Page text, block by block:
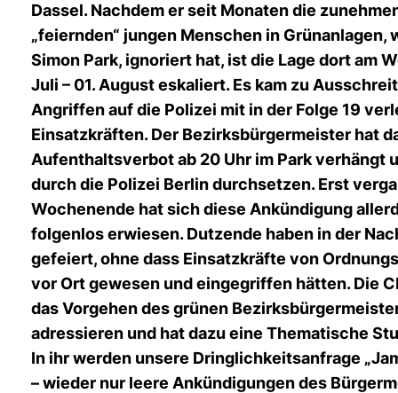
Dassel. Nachdem er seit Monaten die
feiernden“ jungen Menschen in Grünanlagen,
Simon Park, ignoriert hat, ist die Lage dort am
Juli – 01. August eskaliert. Es kam zu
Angriffen auf die Polizei mit in der Folge 19
Einsatzkräften. Der Bezirksbürgermeister hat
Aufenthaltsverbot ab 20 Uhr im Park verhängt
durch die Polizei Berlin durchsetzen. Erst
Wochenende hat sich diese Ankündigung
folgenlos erwiesen. Dutzende haben in der
gefeiert, ohne dass Einsatzkräfte von
vor Ort gewesen und eingegriffen hätten. Die
das Vorgehen des grünen
adressieren und hat dazu eine Thematische
In ihr werden unsere Dringlichkeitsanfrage
– wieder nur leere Ankündigungen des